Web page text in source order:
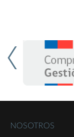
NOSOTROS